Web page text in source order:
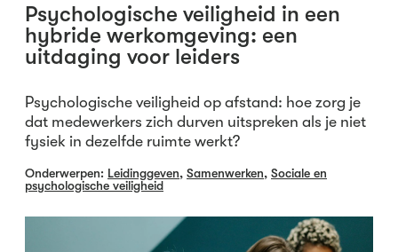
Psychologische veiligheid in een
hybride werkomgeving: een
uitdaging voor leiders
Psychologische veiligheid op afstand: hoe zorg je
dat medewerkers zich durven uitspreken als je niet
fysiek in dezelfde ruimte werkt?
Onderwerpen: Leidinggeven, Samenwerken, Sociale en
psychologische veiligheid